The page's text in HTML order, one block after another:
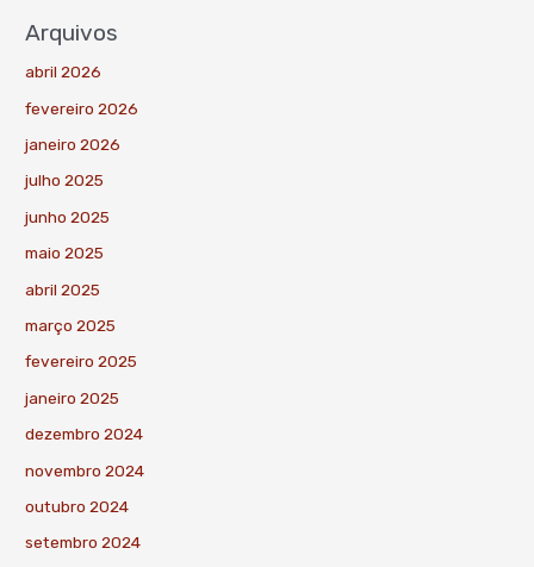
Arquivos
abril 2026
fevereiro 2026
janeiro 2026
julho 2025
junho 2025
maio 2025
abril 2025
março 2025
fevereiro 2025
janeiro 2025
dezembro 2024
novembro 2024
outubro 2024
setembro 2024